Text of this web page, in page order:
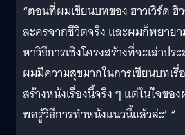
“ตอนที่ผมเขียนบทของ ฮาวเวิร์ด
ละครจากชีวิตจริง และผมก็พยาย
หาวิธีการเชิงโครงสร้างที่จะเล่า
ผมมีความสุขมากในการเขียนบทเ
สร้างหนังเรื่องนี้จริง ๆ แต่ในใจขอ
พอรู้วิธีการทำหนังแนวนี้แล้วล่ะ’ “